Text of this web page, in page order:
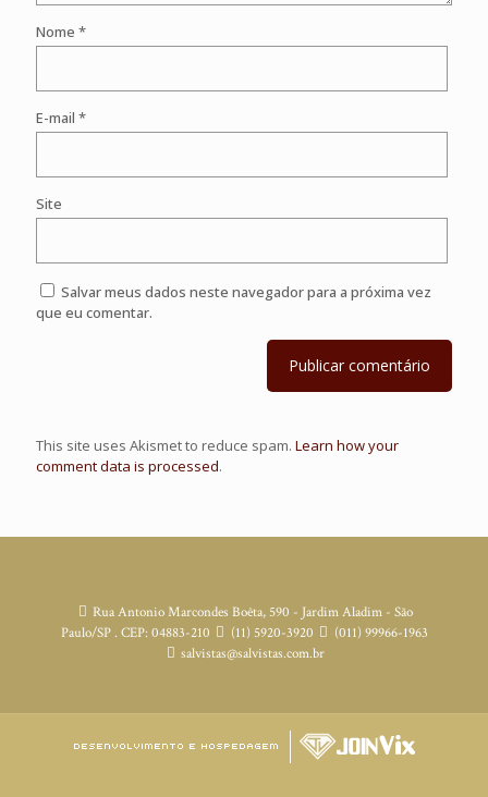
Nome *
E-mail *
Site
Salvar meus dados neste navegador para a próxima vez
que eu comentar.
This site uses Akismet to reduce spam. Learn how your
comment data is processed.
Rua Antonio Marcondes Boêta, 590 - Jardim Aladim - São
Paulo/SP . CEP: 04883-210
(11) 5920-3920
(011) 99966-1963
salvistas@salvistas.com.br